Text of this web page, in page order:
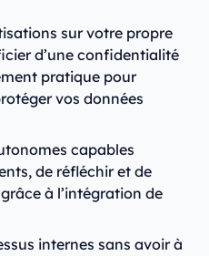
sur votre propre
d’une confidentialité
pratique pour
vos données
capables
de réfléchir et de
à l’intégration de
internes sans avoir à